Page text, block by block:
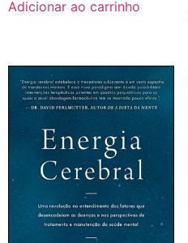
Adicionar ao carrinho